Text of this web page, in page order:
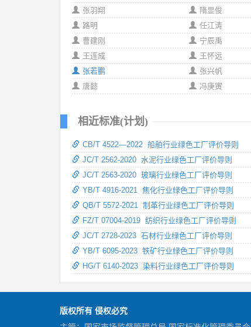
张羽翔
隋显俊
路明
任江涛
曹建刚
宁辰禹
王连成
王怀远
张若鹏
张兴帆
唐懿
冯庚寅
相近标准(计划)
CB/T 4522—2022 船舶行业绿色工厂评价导则
JC/T 2562-2020 水泥行业绿色工厂评价导则
JC/T 2563-2020 玻璃行业绿色工厂评价导则
YB/T 4916-2021 焦化行业绿色工厂评价导则
QB/T 5572-2021 制革行业绿色工厂评价导则
FZ/T 07004-2019 纺织行业绿色工厂评价导则
JC/T 2728-2023 石材行业绿色工厂评价导则
YB/T 6095-2023 铁矿行业绿色工厂评价导则
HG/T 6140-2023 染料行业绿色工厂评价导则
版权所有 侵权必究